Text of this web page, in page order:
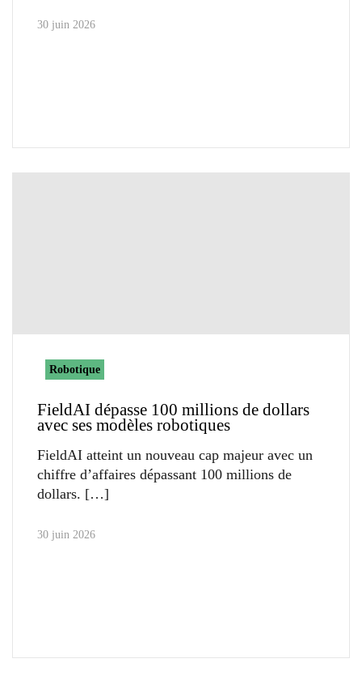
30 juin 2026
Robotique
FieldAI dépasse 100 millions de dollars
avec ses modèles robotiques
FieldAI atteint un nouveau cap majeur avec un
chiffre d’affaires dépassant 100 millions de
dollars.
30 juin 2026